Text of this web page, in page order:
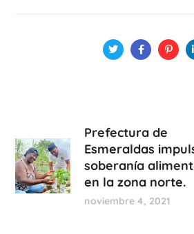
Prefectura de
Esmeraldas
soberanía
en la zona norte.
noviembre 4, 2021